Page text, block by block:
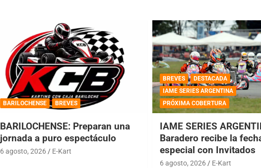
BARILOCHENSE BREVES
BARILOCHENSE: Preparan una
jornada a puro espectáculo
6 agosto, 2026 E-Kart
BREVES
DESTACADA
IAME SERIES ARGENTINA
PRÓXIMA COBERTURA
IAME SERIES
Baradero recibe la
especial con Invitados
6 agosto, 2026 E-Kart